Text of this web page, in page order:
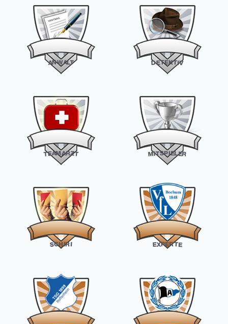
ANWALT DETEKTIV
TEAMARZT MITSPIELER
SCHIRI EXPERTE